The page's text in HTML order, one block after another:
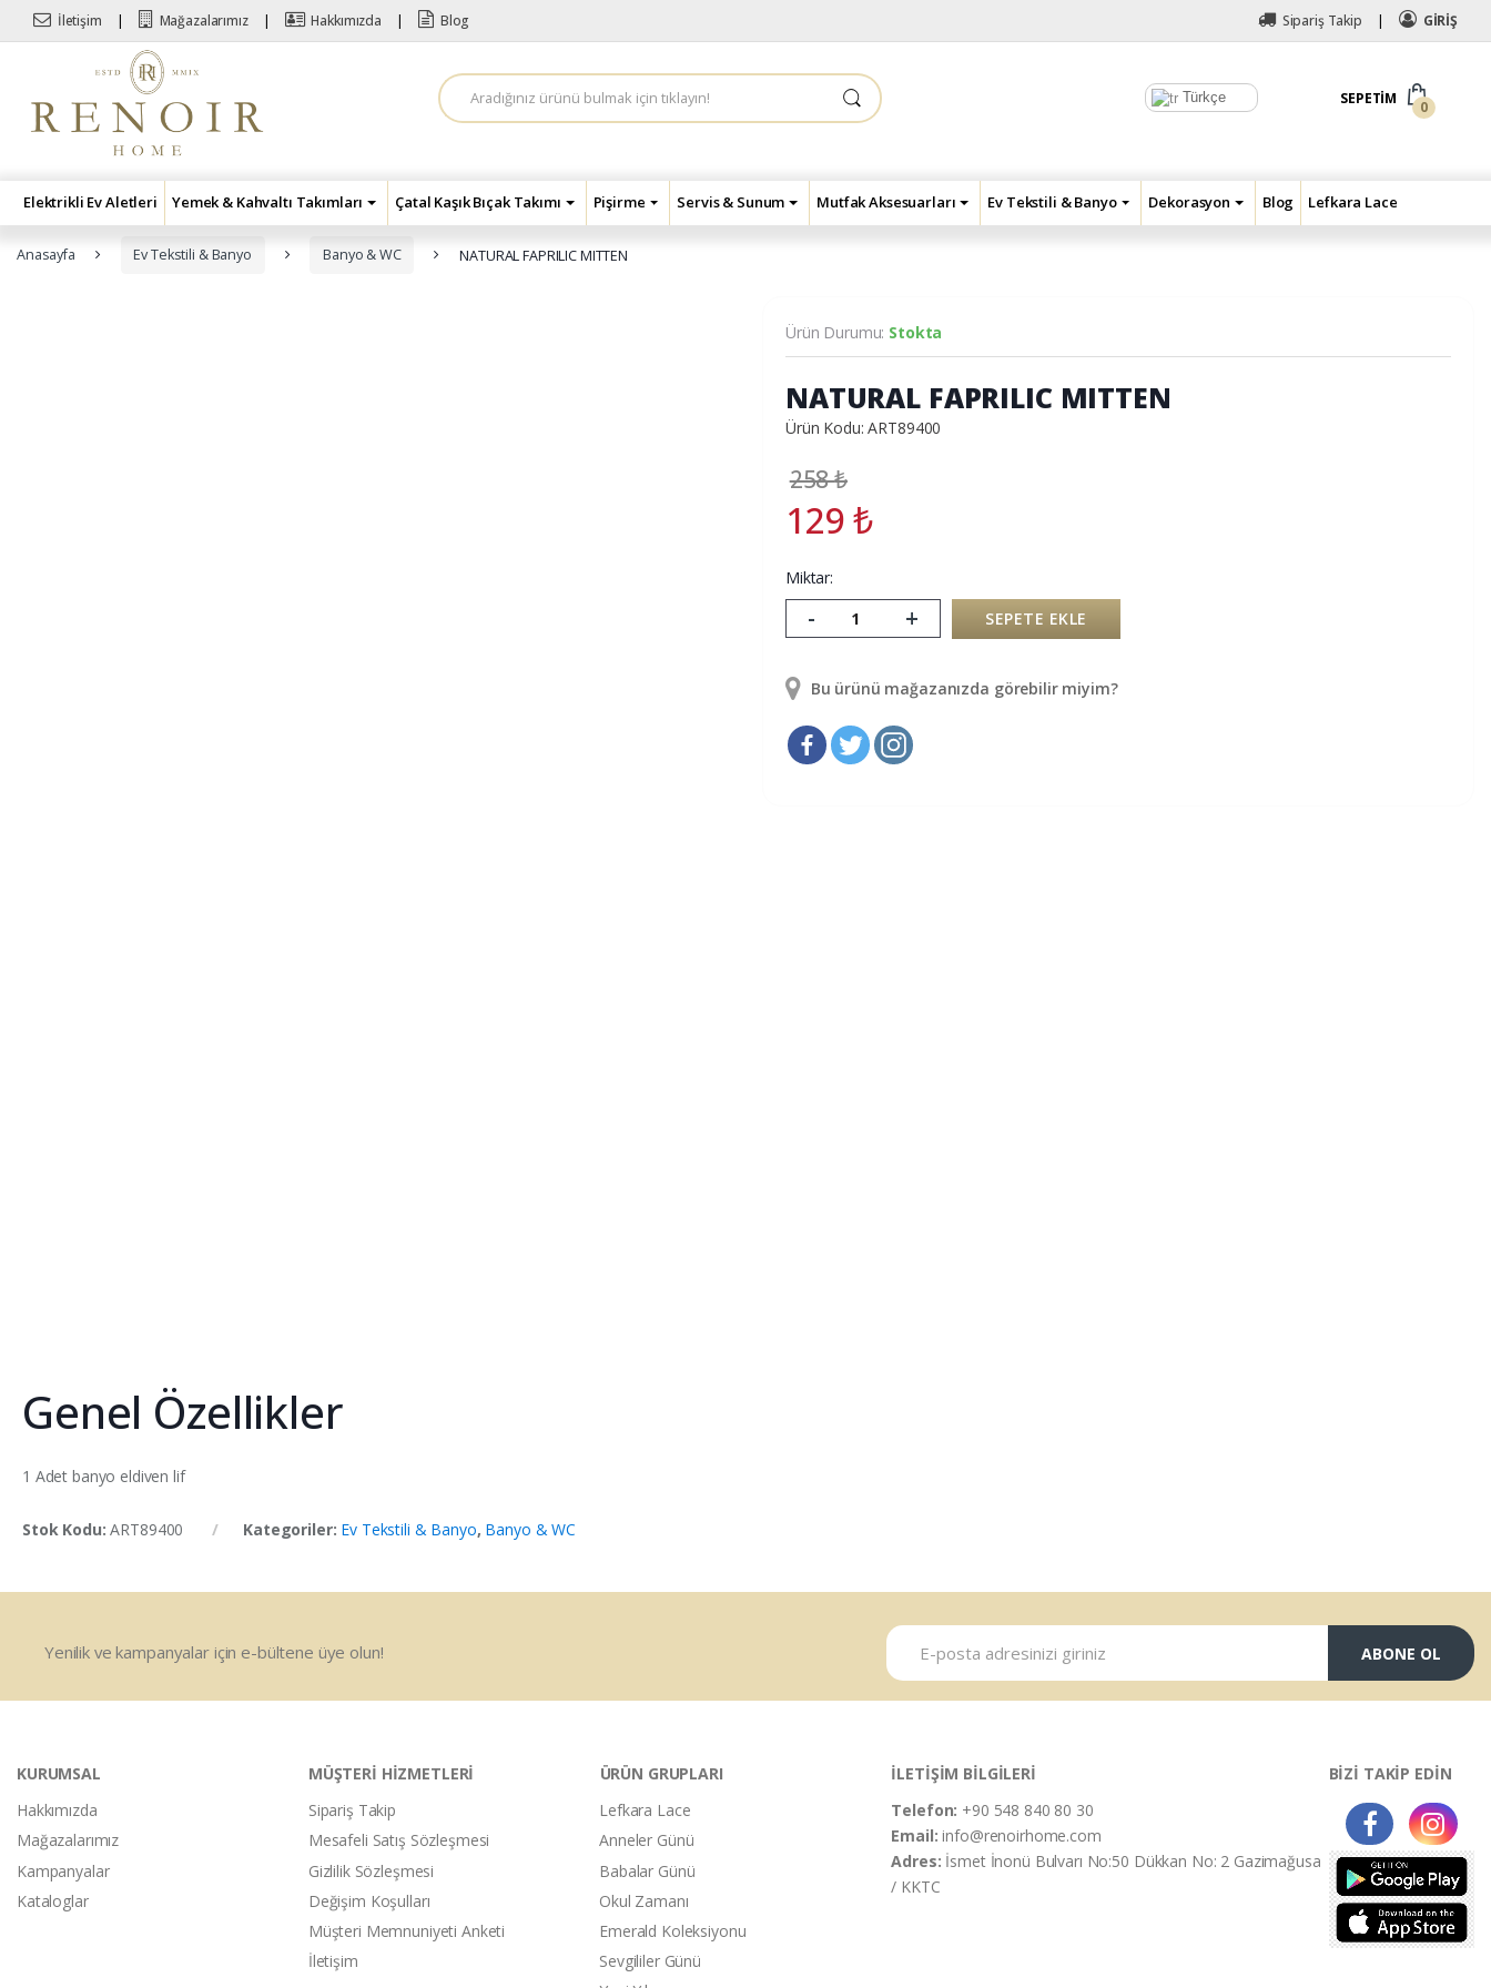
Skip to navigation
Skip to content
İletişim Mağazalarımız Hakkımızda Blog Sipariş Takip GİRİŞ
Türkçe
A
r
a
SEPETIM
0
Elektrikli Ev Aletleri Yemek & Kahvaltı Takımları Çatal Kaşık Bıçak Takımı Pişirme Servis & Sunum Mutfak Aksesuarları Ev Tekstili & Banyo Dekorasyon Blog Lefkara Lace
Anasayfa Ev Tekstili & Banyo Banyo & WC NATURAL FAPRILIC MITTEN
Genel Özellikler
1 Adet banyo eldiven lif
Stok Kodu:ART89400 Kategoriler: Ev Tekstili & Banyo, Banyo & WC
Ürün Durumu: Stokta
NATURAL FAPRILIC MITTEN
Ürün Kodu: ART89400
258₺
129₺
Miktar:
- + SEPETE EKLE
Bu ürünü mağazanızda görebilir miyim?
Yenilik ve kampanyalar için e-bültene üye olun! ABONE OL
KURUMSAL
Hakkımızda
Mağazalarımız
Kampanyalar
Kataloglar
MÜŞTERİ HİZMETLERİ
Sipariş Takip
Mesafeli Satış Sözleşmesi
Gizlilik Sözleşmesi
Değişim Koşulları
Müşteri Memnuniyeti Anketi
İletişim
ÜRÜN GRUPLARI
Lefkara Lace
Anneler Günü
Babalar Günü
Okul Zamanı
Emerald Koleksiyonu
Sevgililer Günü
İLETİŞİM BİLGİLERİ
Telefon: +90 548 840 80 30
Email:info@renoirhome.com
Adres: İsmet İnonü Bulvarı No:50 Dükkan No: 2 Gazimağusa
/ KKTC
BİZİ TAKİP EDİN